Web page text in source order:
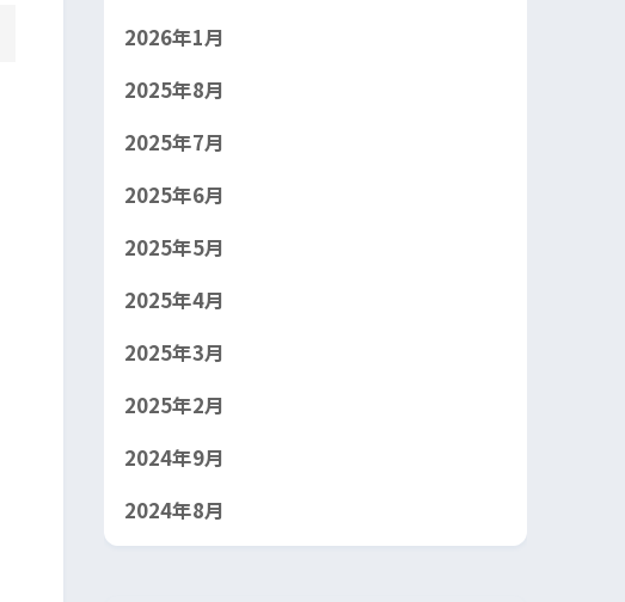
2026年1月
2025年8月
2025年7月
2025年6月
2025年5月
2025年4月
2025年3月
2025年2月
2024年9月
2024年8月